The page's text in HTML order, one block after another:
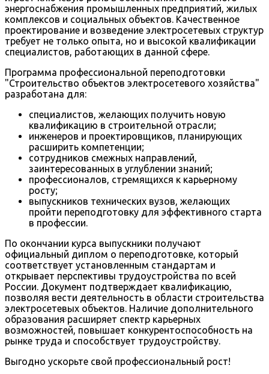
энергоснабжения промышленных предприятий, жилых
комплексов и социальных объектов. Качественное
проектирование и возведение электросетевых структур
требует не только опыта, но и высокой квалификации
специалистов, работающих в данной сфере.
Программа профессиональной переподготовки
"Строительство объектов электросетевого хозяйства"
разработана для:
специалистов, желающих получить новую
квалификацию в строительной отрасли;
инженеров и проектировщиков, планирующих
расширить компетенции;
сотрудников смежных направлений,
заинтересованных в углублении знаний;
профессионалов, стремящихся к карьерному
росту;
выпускников технических вузов, желающих
пройти переподготовку для эффективного старта
в профессии.
По окончании курса выпускники получают
официальный диплом о переподготовке, который
соответствует установленным стандартам и
открывает перспективы трудоустройства по всей
России. Документ подтверждает квалификацию,
позволяя вести деятельность в области строительства
электросетевых объектов. Наличие дополнительного
образования расширяет спектр карьерных
возможностей, повышает конкурентоспособность на
рынке труда и способствует трудоустройству.
Выгодно ускорьте свой профессиональный рост!